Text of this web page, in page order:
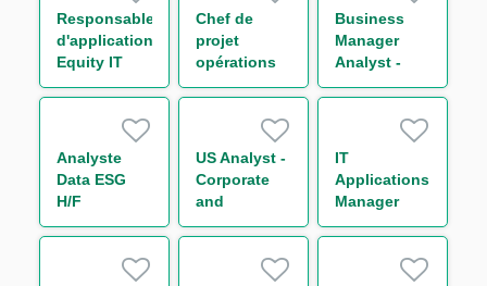
Support to
Chief
Operating
Officer
Responsable
d'application
Equity IT
Regulatory
Chef de
projet
opérations
de marché
Business
Manager
Analyst -
Capital
Analyste
Data ESG
H/F
US Analyst -
Corporate
and
Leveraged
IT
Applications
Manager